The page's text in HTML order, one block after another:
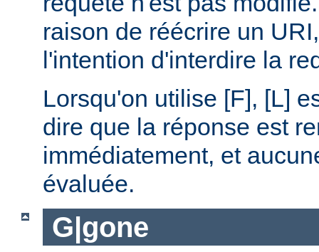
raison de réécrire un
l'intention d'interdire la
Lorsqu'on utilise [F], [L]
dire que la réponse est
immédiatement, et
évaluée.
G|gone